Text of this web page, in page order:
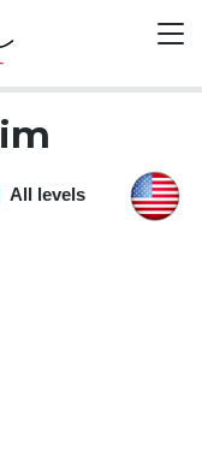
All levels